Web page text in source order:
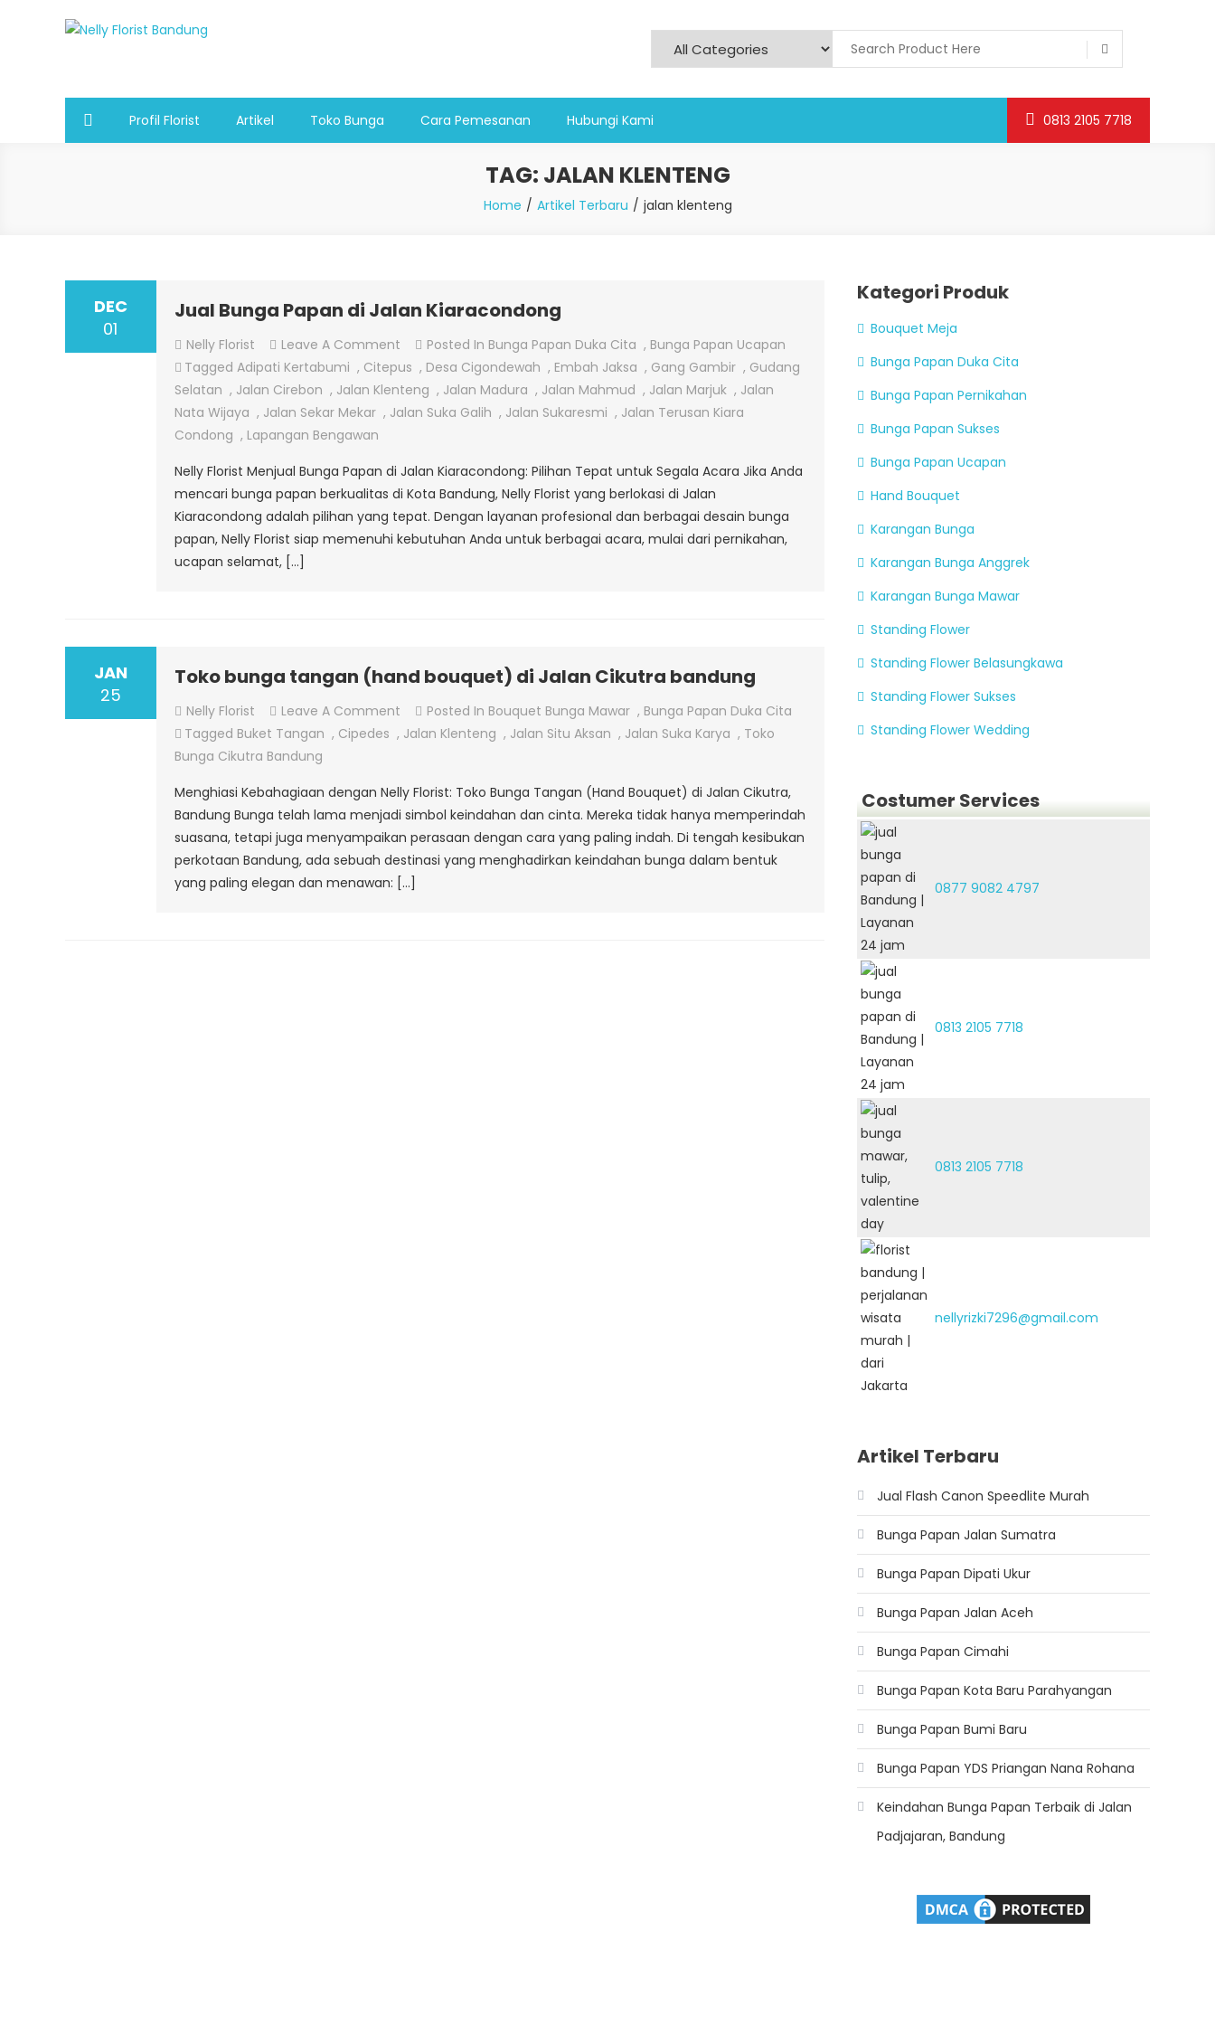
Profil Florist Artikel Toko Bunga Cara Pemesanan Hubungi Kami 0813 2105 7718
TAG: JALAN KLENTENG
Home Artikel Terbaru jalan klenteng
DEC
01
Jual Bunga Papan di Jalan Kiaracondong
Nelly Florist Leave A CommentOn
Jual
Bunga
Papan
Kiaracondong
Posted In Bunga Papan Duka Cita , Bunga Papan Ucapan
Tagged Adipati Kertabumi , Citepus , Desa Cigondewah , Embah Jaksa , Gang Gambir , Gudang
Selatan , Jalan Cirebon , Jalan Klenteng , Jalan Madura , Jalan Mahmud , Jalan Marjuk , Jalan
Nata Wijaya , Jalan Sekar Mekar , Jalan Suka Galih , Jalan Sukaresmi , Jalan Terusan Kiara
Condong , Lapangan Bengawan
Nelly Florist Menjual Bunga Papan di Jalan Kiaracondong: Pilihan Tepat untuk Segala Acara Jika Anda
mencari bunga papan berkualitas di Kota Bandung, Nelly Florist yang berlokasi di Jalan
Kiaracondong adalah pilihan yang tepat. Dengan layanan profesional dan berbagai desain bunga
papan, Nelly Florist siap memenuhi kebutuhan Anda untuk berbagai acara, mulai dari pernikahan,
ucapan selamat, […]
JAN
25
Toko bunga tangan (hand bouquet) di Jalan Cikutra bandung
Nelly Florist Leave A CommentOn
Toko
(hand
Bouquet)
Di
Jalan
Cikutra
Posted In Bouquet Bunga Mawar , Bunga Papan Duka Cita
Tagged Buket Tangan , Cipedes , Jalan Klenteng , Jalan Situ Aksan , Jalan Suka Karya , Toko
Bunga Cikutra Bandung
Menghiasi Kebahagiaan dengan Nelly Florist: Toko Bunga Tangan (Hand Bouquet) di Jalan Cikutra,
Bandung Bunga telah lama menjadi simbol keindahan dan cinta. Mereka tidak hanya memperindah
suasana, tetapi juga menyampaikan perasaan dengan cara yang paling indah. Di tengah kesibukan
perkotaan Bandung, ada sebuah destinasi yang menghadirkan keindahan bunga dalam bentuk
yang paling elegan dan menawan: […]
Kategori Produk
Bouquet Meja
Bunga Papan Duka Cita
Bunga Papan Pernikahan
Bunga Papan Sukses
Bunga Papan Ucapan
Hand Bouquet
Karangan Bunga
Karangan Bunga Anggrek
Karangan Bunga Mawar
Standing Flower
Standing Flower Belasungkawa
Standing Flower Sukses
Standing Flower Wedding
Costumer Services
0877 9082 4797
0813 2105 7718
0813 2105 7718
nellyrizki7296@gmail.com
Artikel Terbaru
Jual Flash Canon Speedlite Murah
Bunga Papan Jalan Sumatra
Bunga Papan Dipati Ukur
Bunga Papan Jalan Aceh
Bunga Papan Cimahi
Bunga Papan Kota Baru Parahyangan
Bunga Papan Bumi Baru
Bunga Papan YDS Priangan Nana Rohana
Keindahan Bunga Papan Terbaik di Jalan
Padjajaran, Bandung